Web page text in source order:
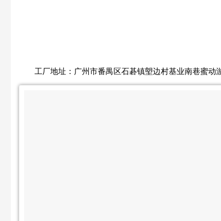
工厂地址：广州市番禺区石碁镇塱边村基业南巷蜜动